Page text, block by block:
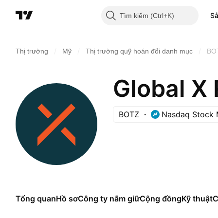
Tìm kiếm
Thị trường Mỹ Thị trường quỹ hoán đổi danh mục
Global X
BOTZ Nasdaq Stock
Tổng quanHồ sơCông ty nắm giữCộng đồngKỹ thuật